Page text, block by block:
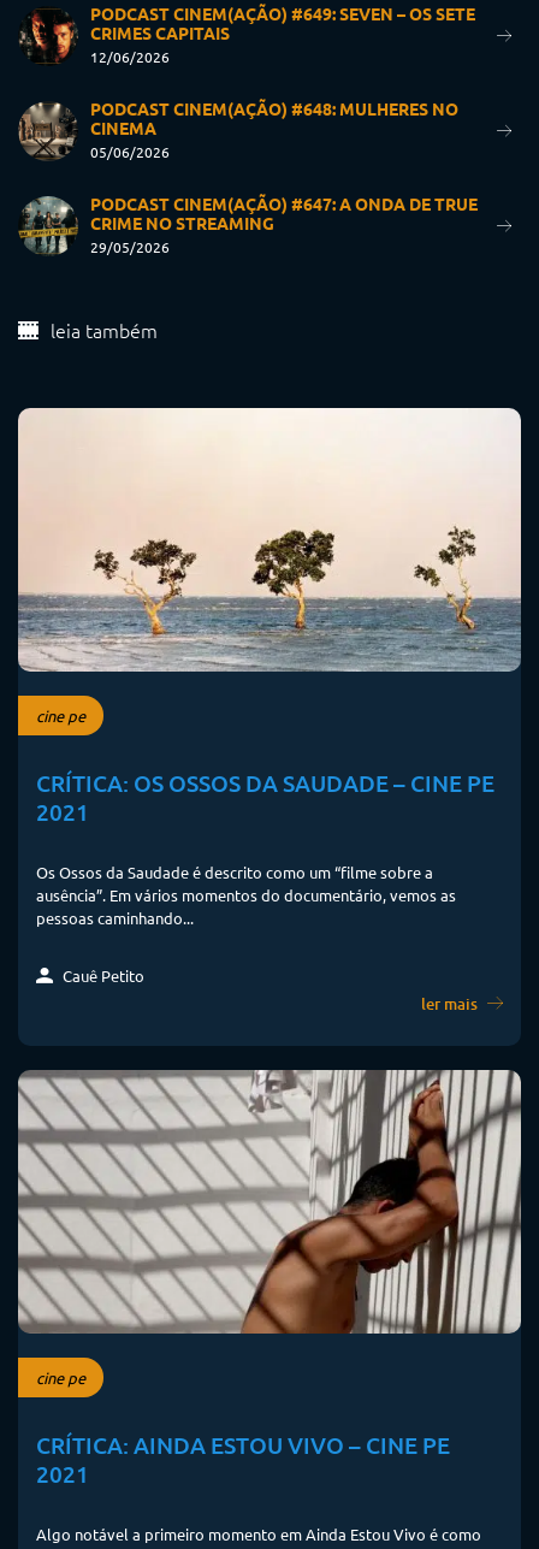
PODCAST CINEM(AÇÃO) #649: SEVEN – OS SETE
CRIMES CAPITAIS
12/06/2026
PODCAST CINEM(AÇÃO) #648: MULHERES NO
CINEMA
05/06/2026
PODCAST CINEM(AÇÃO) #647: A ONDA DE TRUE
CRIME NO STREAMING
29/05/2026
leia também
cine pe
CRÍTICA: OS OSSOS DA SAUDADE – CINE PE
2021
Os Ossos da Saudade é descrito como um “filme sobre a
ausência”. Em vários momentos do documentário, vemos as
pessoas caminhando...
Cauê Petito
ler mais
cine pe
CRÍTICA: AINDA ESTOU VIVO – CINE PE
2021
Algo notável a primeiro momento em Ainda Estou Vivo é como